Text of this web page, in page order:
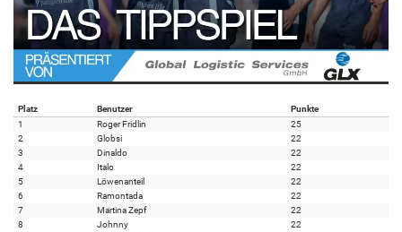
Platz Benutzer
Punkte
1
Roger Fridlin
25
2
Globsi
22
3
Dinaldo
22
4
Italo
22
5
Löwenanteil
22
6
Ramontada
22
7
Martina Zepf
22
8
Johnny
22